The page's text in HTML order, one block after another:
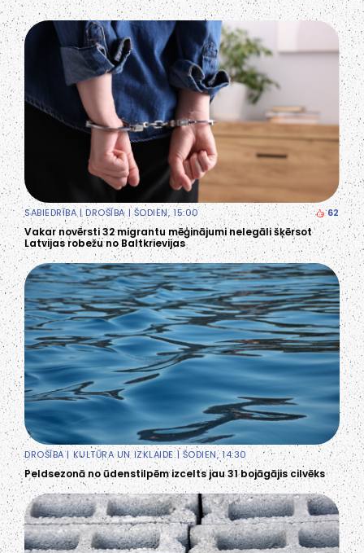
SABIEDRĪBA|DROŠĪBA| ŠODIEN, 15:00 62
Vakar novērsti 32 migrantu mēģinājumi nelegāli šķērsot
Latvijas robežu no Baltkrievijas
DROŠĪBA| KULTŪRA UN IZKLAIDE| ŠODIEN, 14:30
Peldsezonā no ūdenstilpēm izcelts jau 31 bojāgājis cilvēks